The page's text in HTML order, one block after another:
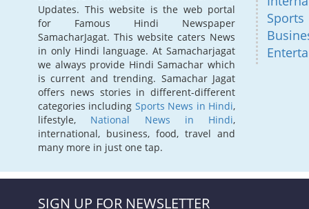
Updates. This website is the web portal
for Famous Hindi Newspaper
SamacharJagat. This website caters News
in only Hindi language. At Samacharjagat
we always provide Hindi Samachar which
is current and trending. Samachar Jagat
offers news stories in different-different
categories including Sports News in Hindi,
lifestyle, National News in Hindi,
international, business, food, travel and
many more in just one tap.
Sports
SIGN UP FOR NEWSLETTER